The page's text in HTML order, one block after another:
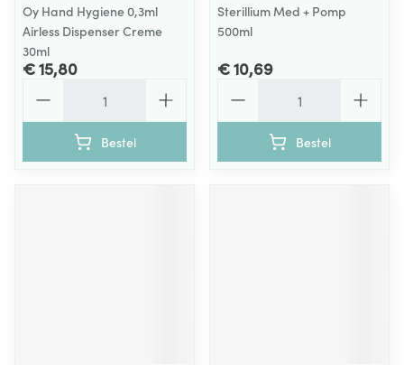
Oy Hand Hygiene 0,3ml
Airless Dispenser Creme
30ml
€ 15,80
Bestel
Sterillium Med + Pomp
500ml
€ 10,69
Bestel